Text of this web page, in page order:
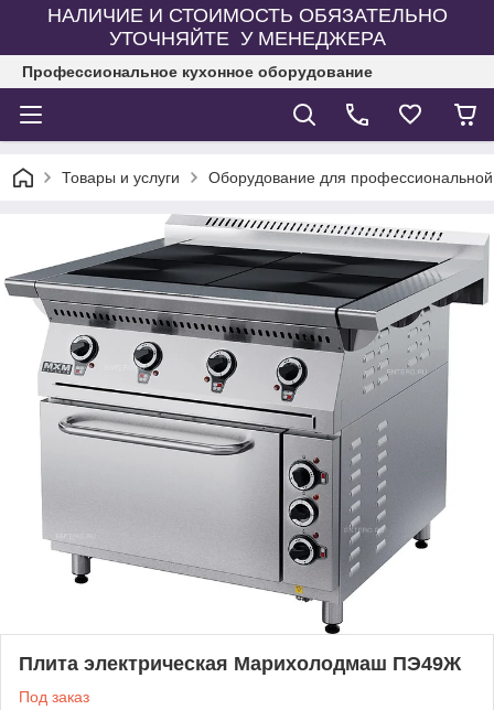
НАЛИЧИЕ И СТОИМОСТЬ ОБЯЗАТЕЛЬНО
УТОЧНЯЙТЕ У МЕНЕДЖЕРА
Профессиональное кухонное оборудование
Товары и услуги Оборудование для профессиональной
Плита электрическая Марихолодмаш ПЭ49Ж
Под заказ